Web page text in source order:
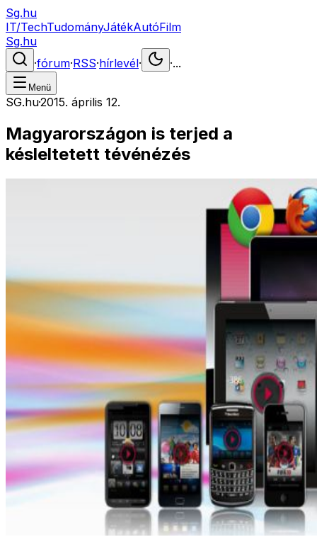
Sg.hu
IT/TechTudományJátékAutóFilm
Sg.hu
·fórum·RSS·hírlevél· ·...
Menü
SG.hu·2015. április 12.
Magyarországon is terjed a
késleltetett tévénézés